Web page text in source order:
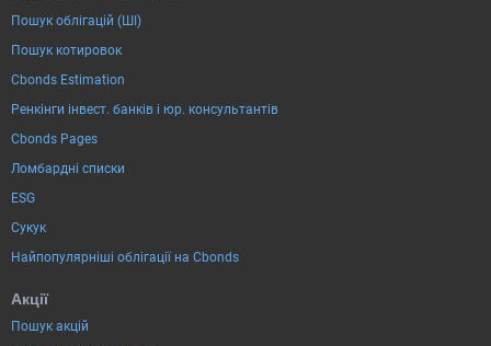
Пошук облігацій (ШІ)
Пошук котировок
Cbonds Estimation
Ренкінги інвест. банків і юр. консультантів
Cbonds Pages
Ломбардні списки
ESG
Сукук
Найпопулярніші облігації на Cbonds
Акції
Пошук акцій